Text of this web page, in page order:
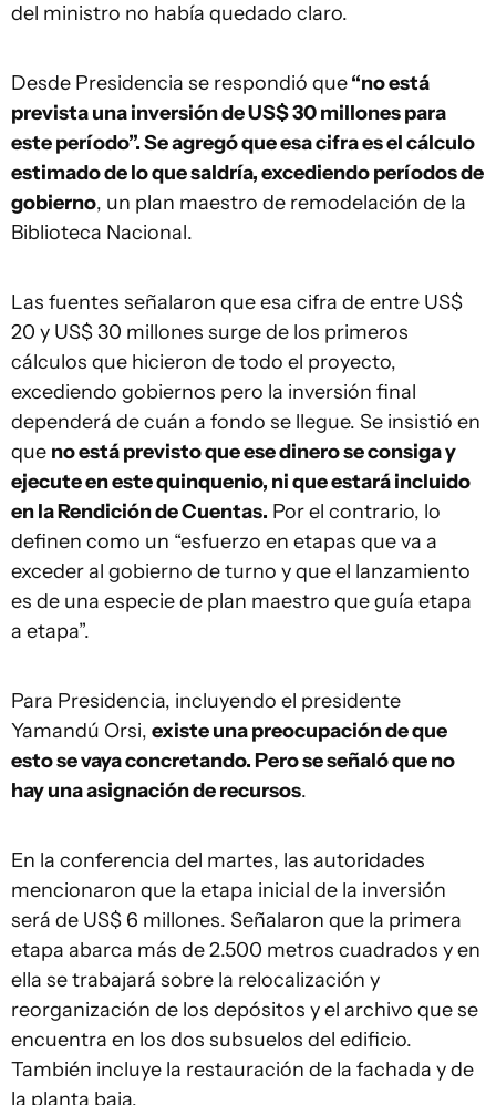
del ministro no había quedado claro.
Desde Presidencia se respondió que“no está
prevista una inversión de US$ 30 millones para
este período”. Se agregó que esa cifra es el cálculo
estimado de lo que saldría, excediendo períodos de
gobierno, un plan maestro de remodelación de la
Biblioteca Nacional.
Las fuentes señalaron que esa cifra de entre US$
20 y US$ 30 millones surge de los primeros
cálculos que hicieron de todo el proyecto,
excediendo gobiernos pero la inversión final
dependerá de cuán a fondo se llegue. Se insistió en
que no está previsto que ese dinero se consiga y
ejecute en este quinquenio, ni que estará incluido
en la Rendición de Cuentas. Por el contrario, lo
definen como un “esfuerzo en etapas que va a
exceder al gobierno de turno y que el lanzamiento
es de una especie de plan maestro que guía etapa
a etapa”.
Para Presidencia, incluyendo el presidente
Yamandú Orsi, existe una preocupación de que
esto se vaya concretando. Pero se señaló que no
hay una asignación de recursos.
En la conferencia del martes, las autoridades
mencionaron que la etapa inicial de la inversión
será de US$ 6 millones. Señalaron que la primera
etapa abarca más de 2.500 metros cuadrados y en
ella se trabajará sobre la relocalización y
reorganización de los depósitos y el archivo que se
encuentra en los dos subsuelos del edificio.
También incluye la restauración de la fachada y de
la planta baja.